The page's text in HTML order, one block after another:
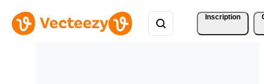
Inscription